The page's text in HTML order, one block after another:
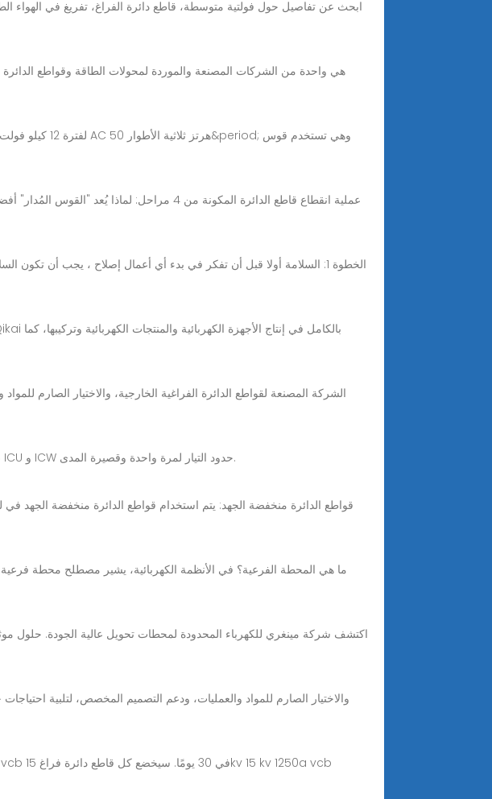
3 days ago · يوضح ICS عدد المرات التي يمكن فيها لقاطع الدائرة إيقاف الأعطال بأمان، بينما يقيس ICU و ICW حدود التيار لمرة واحدة وقصيرة المدى.